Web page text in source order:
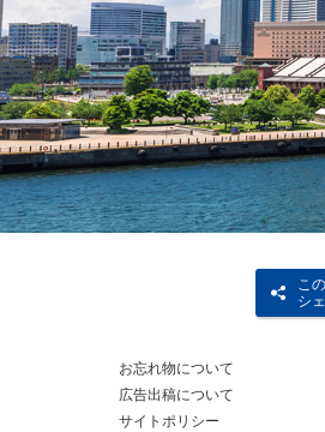
こ
シ
お忘れ物について
広告出稿について
サイトポリシー